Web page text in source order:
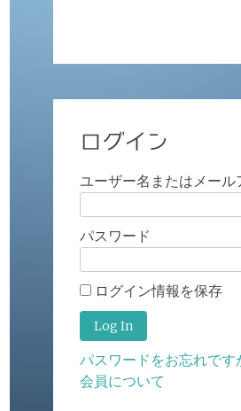
ログイン
ユーザー名またはメール
パスワード
ログイン情報を保存
パスワードをお忘れです
会員について